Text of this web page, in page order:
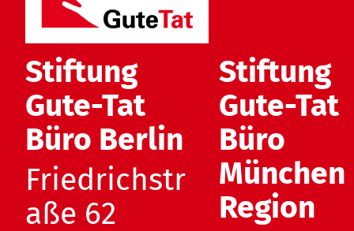
Stiftung
Gute-Tat
Büro Berlin
Friedrichstr
aße 62
Stiftung
Gute-Tat
Büro
München
Region